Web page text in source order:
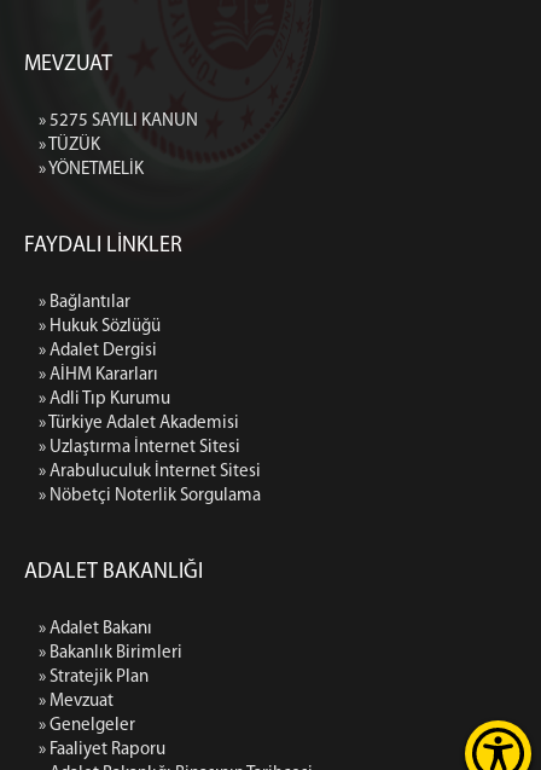
MEVZUAT
» 5275 SAYILI KANUN
» TÜZÜK
» YÖNETMELİK
FAYDALI LİNKLER
» Bağlantılar
» Hukuk Sözlüğü
» Adalet Dergisi
» AİHM Kararları
» Adli Tıp Kurumu
» Türkiye Adalet Akademisi
» Uzlaştırma İnternet Sitesi
» Arabuluculuk İnternet Sitesi
» Nöbetçi Noterlik Sorgulama
ADALET BAKANLIĞI
» Adalet Bakanı
» Bakanlık Birimleri
» Stratejik Plan
» Mevzuat
» Genelgeler
» Faaliyet Raporu